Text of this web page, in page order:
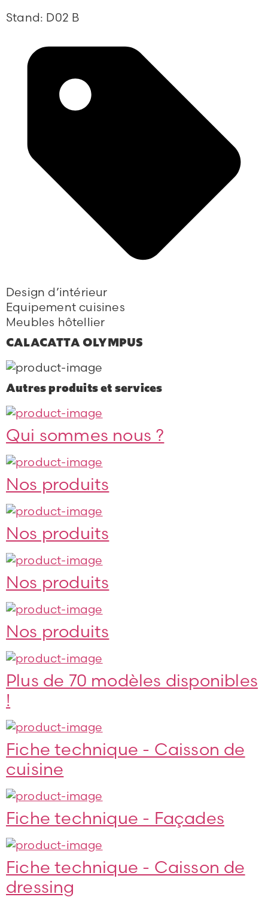
Stand: D02 B
Design d’intérieur
Equipement cuisines
Meubles hôtellier
CALACATTA OLYMPUS
Autres produits et services
Qui sommes nous ?
Nos produits
Nos produits
Nos produits
Nos produits
Plus de 70 modèles disponibles
!
Fiche technique - Caisson de
cuisine
Fiche technique - Façades
Fiche technique - Caisson de
dressing